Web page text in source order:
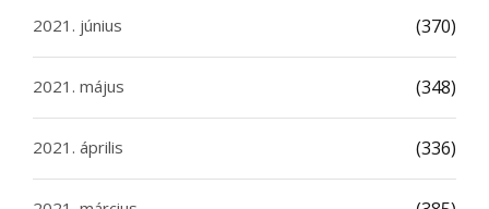
2021. június (370)
2021. május (348)
2021. április (336)